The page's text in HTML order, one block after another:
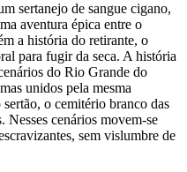
sertanejo de sangue cigano,
aventura épica entre o
a história do retirante, o
para fugir da seca. A história
do Rio Grande do
unidos pela mesma
o cemitério branco das
Nesses cenários movem-se
sem vislumbre de